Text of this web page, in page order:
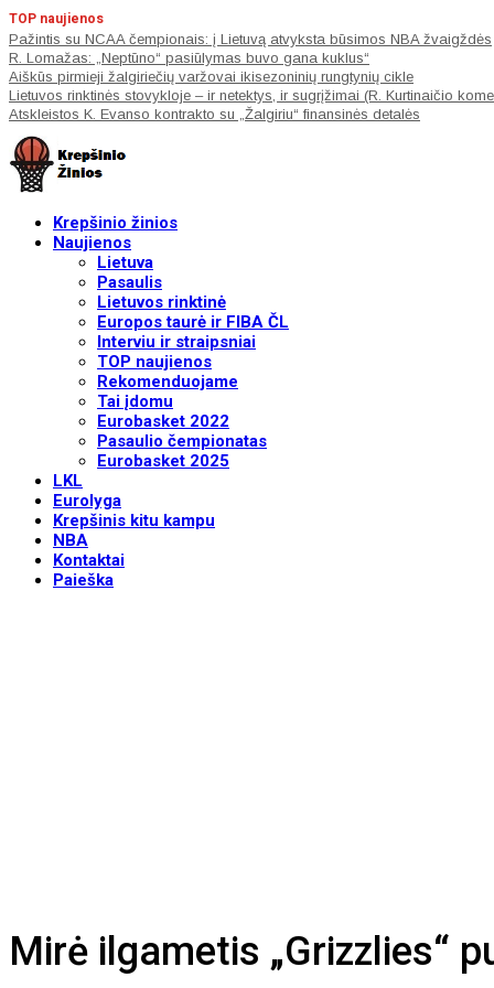
TOP naujienos
Pažintis su NCAA čempionais: į Lietuvą atvyksta būsimos NBA žvaigždės
R. Lomažas: „Neptūno“ pasiūlymas buvo gana kuklus“
Aiškūs pirmieji žalgiriečių varžovai ikisezoninių rungtynių cikle
Lietuvos rinktinės stovykloje – ir netektys, ir sugrįžimai (R. Kurtinaičio
Atskleistos K. Evanso kontrakto su „Žalgiriu“ finansinės detalės
Krepšinio žinios
Naujienos
Lietuva
Pasaulis
Lietuvos rinktinė
Europos taurė ir FIBA ČL
Interviu ir straipsniai
TOP naujienos
Rekomenduojame
Tai įdomu
Eurobasket 2022
Pasaulio čempionatas
Eurobasket 2025
LKL
Eurolyga
Krepšinis kitu kampu
NBA
Kontaktai
Paieška
Mirė ilgametis „Grizzlies“